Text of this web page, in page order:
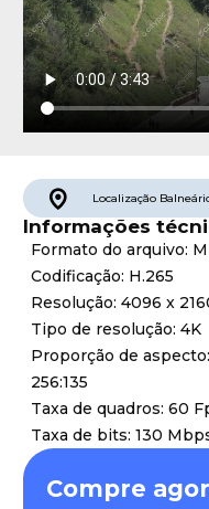
Localização
Informações
Formato do arquivo:
Codificação: H.265
Resolução: 4096 x
Tipo de resolução: 4K
Proporção de aspecto:
256:135
Taxa de quadros: 60
Taxa de bits: 130
Compre